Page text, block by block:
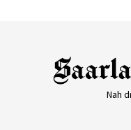
Nah